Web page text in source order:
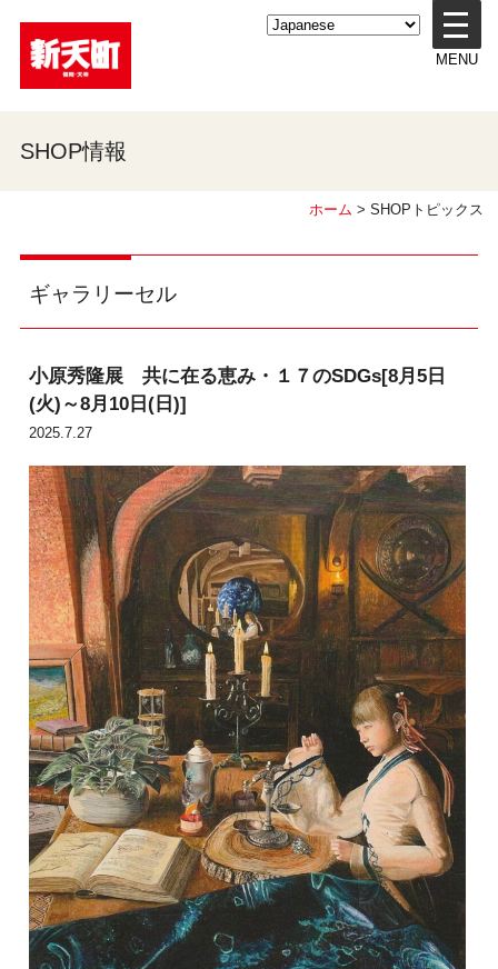
メ
ニ
ュ
MENU
SHOP情報
ホーム > SHOPトピックス
ギャラリーセル
小原秀隆展 共に在る恵み・１７のSDGs[8月5日
(火)～8月10日(日)]
2025.7.27